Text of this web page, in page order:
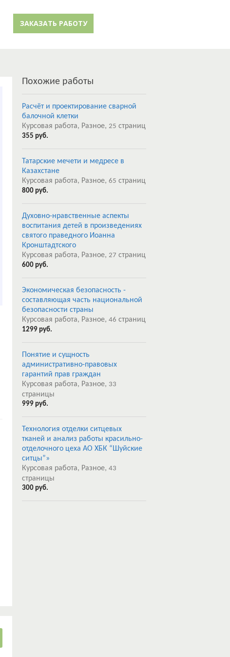
ЗАКАЗАТЬ РАБОТУ
Похожие работы
Расчёт и проектирование сварной
балочной клетки
Курсовая работа, Разное, 25 страниц
355 руб.
Татарские мечети и медресе в
Казахстане
Курсовая работа, Разное, 65 страниц
800 руб.
Духовно-нравственные аспекты
воспитания детей в произведениях
святого праведного Иоанна
Кронштадтского
Курсовая работа, Разное, 27 страниц
600 руб.
Экономическая безопасность -
составляющая часть национальной
безопасности страны
Курсовая работа, Разное, 46 страниц
1299 руб.
Понятие и сущность
административно-правовых
гарантий прав граждан
Курсовая работа, Разное, 33
страницы
999 руб.
Технология отделки ситцевых
тканей и анализ работы красильно-
отделочного цеха АО ХБК “Шуйские
ситцы”»
Курсовая работа, Разное, 43
страницы
300 руб.